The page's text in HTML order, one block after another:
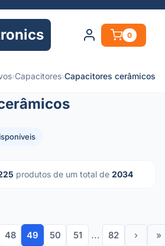
0
›Capacitores›Capacitores cerâmicos
produtos de um total de 2034
48 49 50 51 ... 82 › »